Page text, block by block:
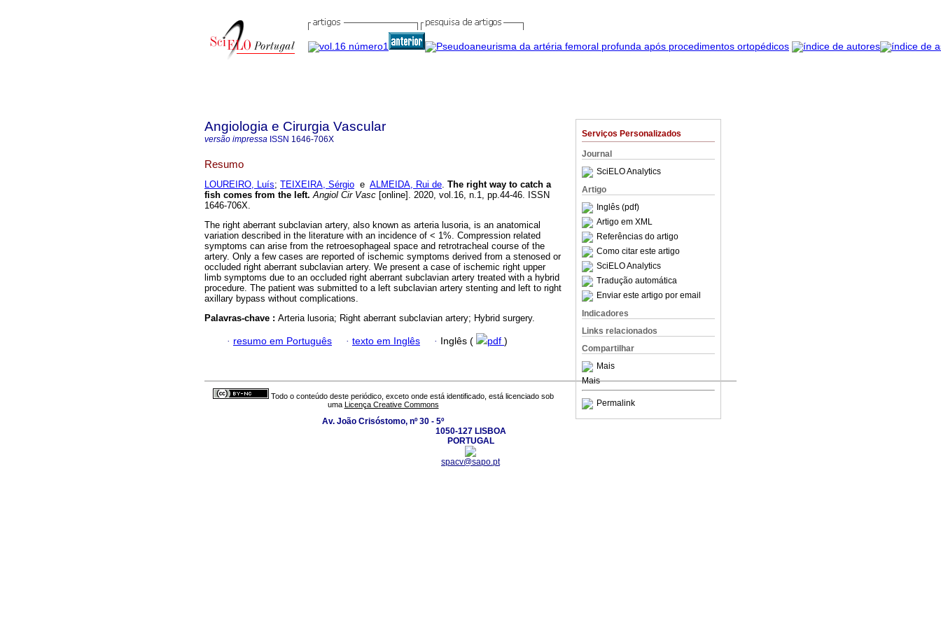
Serviços Personalizados
Journal
SciELO Analytics
Artigo
Inglês (pdf)
Artigo em XML
Referências do artigo
Como citar este artigo
SciELO Analytics
Tradução automática
Enviar este artigo por email
Indicadores
Links relacionados
Compartilhar
Mais
Mais
Permalink
Angiologia e Cirurgia Vascular
versão impressa ISSN 1646-706X
Resumo
LOUREIRO, Luís; TEIXEIRA, Sérgio e ALMEIDA, Rui de. The right way to catch a
fish comes from the left. Angiol Cir Vasc [online]. 2020, vol.16, n.1, pp.44-46. ISSN
1646-706X.
The right aberrant subclavian artery, also known as arteria lusoria, is an anatomical
variation described in the literature with an incidence of < 1%. Compression related
symptoms can arise from the retroesophageal space and retrotracheal course of the
artery. Only a few cases are reported of ischemic symptoms derived from a stenosed or
occluded right aberrant subclavian artery. We present a case of ischemic right upper
limb symptoms due to an occluded right aberrant subclavian artery treated with a hybrid
procedure. The patient was submitted to a left subclavian artery stenting and left to right
axillary bypass without complications.
Palavras-chave : Arteria lusoria; Right aberrant subclavian artery; Hybrid surgery.
· resumo em Português · texto em Inglês · Inglês ( pdf )
Todo o conteúdo deste periódico, exceto onde está identificado, está licenciado sob
uma Licença Creative Commons
Av. João Crisóstomo, nº 30 - 5º
1050-127 LISBOA
PORTUGAL
spacv@sapo.pt